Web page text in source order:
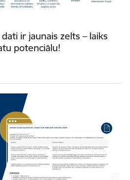
ir jaunais zelts – laiks
potenciālu!